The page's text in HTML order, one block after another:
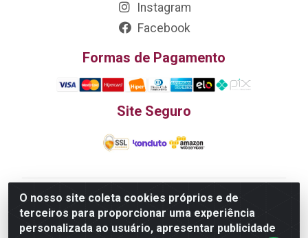
O nosso site coleta cookies próprios e de
terceiros para proporcionar uma experiência
personalizada ao usuário, apresentar publicidade
Instagram
Facebook
Formas de Pagamento
Site Seguro
Edn Utilidades Domésticas Importação e Exportação
LTDA - R. Edmundo Pinto da Cunha, LT APM 06, N 133 -
Res. Luiza Monteiro, Trindade - GO, 75385-000 - CNPJ